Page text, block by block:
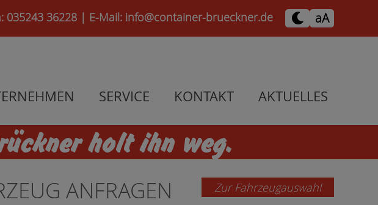
035243 36228 | E-Mail: info@container-brueckner.de aA
SERVICE KONTAKT AKTUELLES
holt ihn weg.
Zur Fahrzeugauswahl
ANFRAGEN